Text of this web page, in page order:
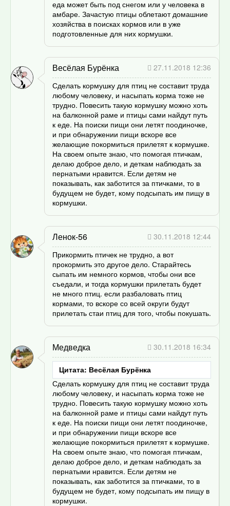
еда может быть под снегом или у человека в
амбаре. Зачастую птицы облетают домашние
хозяйства в поисках кормов или в уже
подготовленные для них кормушки.
Весёлая Бурёнка
27.11.2018 12:36
Сделать кормушку для птиц не составит труда
любому человеку, и насыпать корма тоже не
трудно. Повесить такую кормушку можно хоть
на балконной раме и птицы сами найдут путь
к еде. На поиски пищи они летят поодиночке,
и при обнаружении пищи вскоре все
желающие покормиться прилетят к кормушке.
На своем опыте знаю, что помогая птичкам,
делаю доброе дело, и деткам наблюдать за
пернатыми нравится. Если детям не
показывать, как заботится за птичками, то в
будущем не будет, кому подсыпать им пищу в
кормушки.
Ленок-56
30.11.2018 12:44
Прикормить птичек не трудно, а вот
прокормить это другое дело. Старайтесь
сыпать им немного кормов, чтобы они все
съедали, и тогда кормушки прилетать будет
не много птиц. если разбаловать птиц
кормами, то вскоре со всей округи будут
прилетать стаи птиц для того, чтобы покушать.
Медведка 30.11.2018 16:34
Цитата: Весёлая Бурёнка
Сделать кормушку для птиц не составит труда
любому человеку, и насыпать корма тоже не
трудно. Повесить такую кормушку можно хоть
на балконной раме и птицы сами найдут путь
к еде. На поиски пищи они летят поодиночке,
и при обнаружении пищи вскоре все
желающие покормиться прилетят к кормушке.
На своем опыте знаю, что помогая птичкам,
делаю доброе дело, и деткам наблюдать за
пернатыми нравится. Если детям не
показывать, как заботится за птичками, то в
будущем не будет, кому подсыпать им пищу в
кормушки.